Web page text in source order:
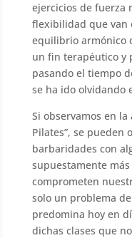
ejercicios de fuerza
flexibilidad que van
equilibrio armónico
un fin terapéutico y
pasando el tiempo
se ha ido olvidando
Si observamos en la
Pilates”, se pueden
barbaridades con
supuestamente
comprometen
solo un problema
predomina hoy en
dichas clases que